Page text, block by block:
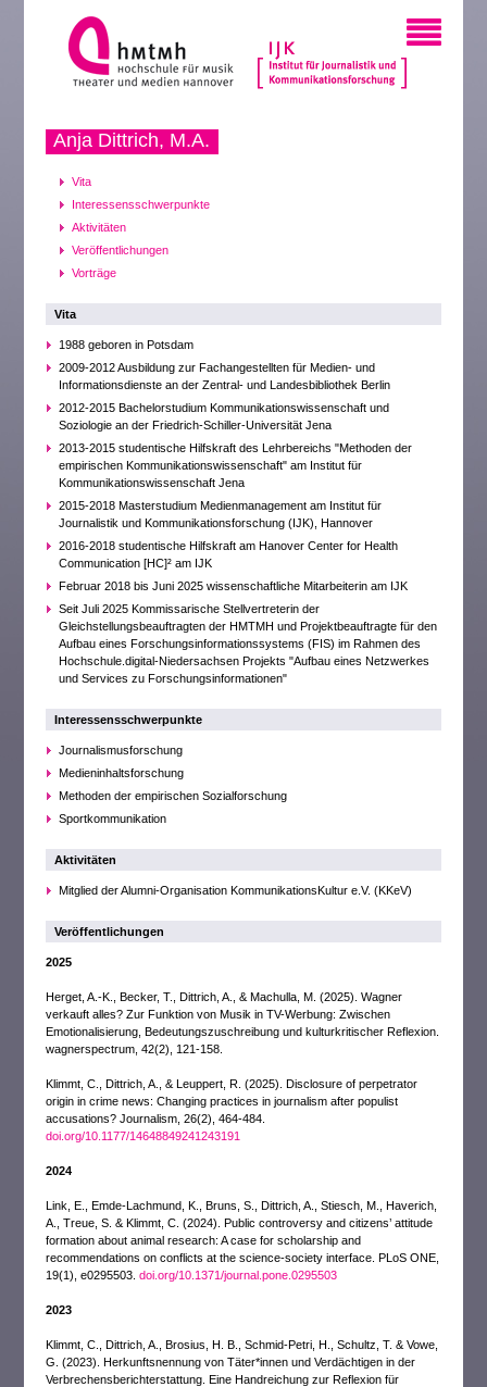
Anja Dittrich, M.A.
Vita
Interessensschwerpunkte
Aktivitäten
Veröffentlichungen
Vorträge
Vita
1988 geboren in Potsdam
2009-2012 Ausbildung zur Fachangestellten für Medien- und
Informationsdienste an der Zentral- und Landesbibliothek Berlin
2012-2015 Bachelorstudium Kommunikationswissenschaft und
Soziologie an der Friedrich-Schiller-Universität Jena
2013-2015 studentische Hilfskraft des Lehrbereichs "Methoden der
empirischen Kommunikationswissenschaft" am Institut für
Kommunikationswissenschaft Jena
2015-2018 Masterstudium Medienmanagement am Institut für
Journalistik und Kommunikationsforschung (IJK), Hannover
2016-2018 studentische Hilfskraft am Hanover Center for Health
Communication [HC]² am IJK
Februar 2018 bis Juni 2025 wissenschaftliche Mitarbeiterin am IJK
Seit Juli 2025 Kommissarische Stellvertreterin der
Gleichstellungsbeauftragten der HMTMH und Projektbeauftragte für den
Aufbau eines Forschungsinformationssystems (FIS) im Rahmen des
Hochschule.digital-Niedersachsen Projekts "Aufbau eines Netzwerkes
und Services zu Forschungsinformationen"
Interessensschwerpunkte
Journalismusforschung
Medieninhaltsforschung
Methoden der empirischen Sozialforschung
Sportkommunikation
Aktivitäten
Mitglied der Alumni-Organisation KommunikationsKultur e.V. (KKeV)
Veröffentlichungen
2025
Herget, A.-K., Becker, T., Dittrich, A., & Machulla, M. (2025). Wagner
verkauft alles? Zur Funktion von Musik in TV-Werbung: Zwischen
Emotionalisierung, Bedeutungszuschreibung und kulturkritischer Reflexion.
wagnerspectrum, 42(2), 121-158.
Klimmt, C., Dittrich, A., & Leuppert, R. (2025). Disclosure of perpetrator
origin in crime news: Changing practices in journalism after populist
accusations? Journalism, 26(2), 464-484.
doi.org/10.1177/14648849241243191
2024
Link, E., Emde-Lachmund, K., Bruns, S., Dittrich, A., Stiesch, M., Haverich,
A., Treue, S. & Klimmt, C. (2024). Public controversy and citizens’ attitude
formation about animal research: A case for scholarship and
recommendations on conflicts at the science-society interface. PLoS ONE,
19(1), e0295503.doi.org/10.1371/journal.pone.0295503
2023
Klimmt, C., Dittrich, A., Brosius, H. B., Schmid-Petri, H., Schultz, T. & Vowe,
G. (2023). Herkunftsnennung von Täter*innen und Verdächtigen in der
Verbrechensberichterstattung. Eine Handreichung zur Reflexion für